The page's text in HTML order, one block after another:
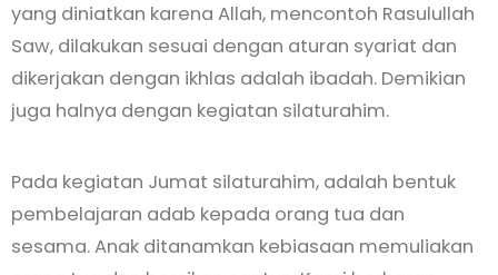
yang diniatkan karena Allah, mencontoh Rasulullah
Saw, dilakukan sesuai dengan aturan syariat dan
dikerjakan dengan ikhlas adalah ibadah. Demikian
juga halnya dengan kegiatan silaturahim.
Pada kegiatan Jumat silaturahim, adalah bentuk
pembelajaran adab kepada orang tua dan
sesama. Anak ditanamkan kebiasaan memuliakan